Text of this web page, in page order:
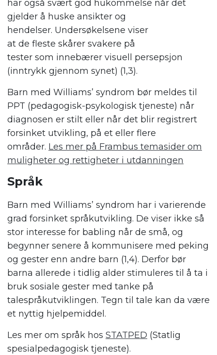
har også svært god hukommelse når det
gjelder å huske ansikter og
hendelser. Undersøkelsene viser
at de fleste skårer svakere på
tester som innebærer visuell persepsjon
(inntrykk gjennom synet) (1,3).
Barn med Williams’ syndrom bør meldes til
PPT (pedagogisk-psykologisk tjeneste) når
diagnosen er stilt eller når det blir registrert
forsinket utvikling, på et eller flere
områder. Les mer på Frambus temasider om
muligheter og rettigheter i utdanningen
Språk
Barn med Williams’ syndrom har i varierende
grad forsinket språkutvikling. De viser ikke så
stor interesse for babling når de små, og
begynner senere å kommunisere med peking
og gester enn andre barn (1,4). Derfor bør
barna allerede i tidlig alder stimuleres til å ta i
bruk sosiale gester med tanke på
talespråkutviklingen. Tegn til tale kan da være
et nyttig hjelpemiddel.
Les mer om språk hos STATPED (Statlig
spesialpedagogisk tjeneste).